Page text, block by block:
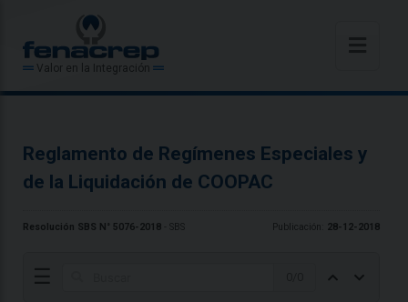
Valor en la Integración
Reglamento de Regímenes Especiales y
de la Liquidación de COOPAC
Resolución SBS N° 5076-2018 - SBS Publicación: 28-12-2018
☰